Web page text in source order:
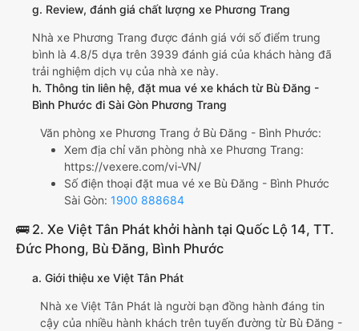
g. Review, đánh giá chất lượng xe Phương Trang
Nhà xe Phương Trang được đánh giá với số điểm trung
bình là 4.8/5 dựa trên 3939 đánh giá của khách hàng đã
trải nghiệm dịch vụ của nhà xe này.
h. Thông tin liên hệ, đặt mua vé xe khách từ Bù Đăng -
Bình Phước đi Sài Gòn Phương Trang
Văn phòng xe Phương Trang ở Bù Đăng - Bình Phước:
Xem địa chỉ văn phòng nhà xe Phương Trang:
https://vexere.com/vi-VN/
Số điện thoại đặt mua vé xe Bù Đăng - Bình Phước
Sài Gòn: 1900 888684
🚌 2. Xe Việt Tân Phát khởi hành tại Quốc Lộ 14, TT.
Đức Phong, Bù Đăng, Bình Phước
a. Giới thiệu xe Việt Tân Phát
Nhà xe Việt Tân Phát là người bạn đồng hành đáng tin
cậy của nhiều hành khách trên tuyến đường từ Bù Đăng -